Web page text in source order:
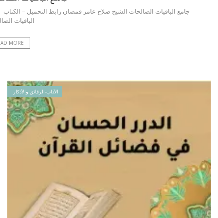
جامع الباقيات الصالحات الشيخ صلاح عامر قمصان رابط التحميل – الكتاب
الباقيات
MORE
الآداب-الرقائق والأذكار